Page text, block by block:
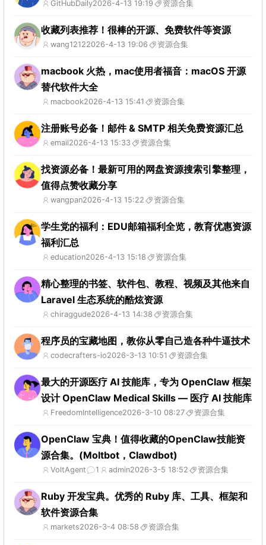
GitHubDaily2026-4-13 19:19 资源合集
收藏列表推荐！很棒的开源、免费软件等资源
wang12122026-4-13 19:06 资源合集
macbook 火热，mac使用者福音：macOS 开源
替代软件大全
macbook2026-4-13 15:41 资源合集
注册账号必备！邮件 & SMTP 相关免费资源汇总
email2026-4-13 15:33 资源合集
找资源必备！最新可用的网盘资源搜索引擎整理，
值得点赞收藏分享
wangpan2026-4-13 15:22 资源合集
学生党的福利：EDU邮箱福利全览，教育优惠资源
福利汇总
education2026-4-13 15:18 资源合集
精心整理的书签、软件包、教程、视频及其他来自
Laravel 生态系统的酷炫资源
chiraggude2026-4-13 14:38 资源合集
程序员的宝藏地图，教你从零自己造各种牛逼技术
codecrafters-io2026-3-13 10:51 资源合集
最大的开源医疗 AI 技能库，专为 OpenClaw 框架
设计 OpenClaw Medical Skills — 医疗 AI 技能库
FreedomIntelligence2026-3-10 08:27 资源合集
OpenClaw 宝典！值得收藏的OpenClaw技能资
源合集。(Moltbot，Clawdbot)
VoltAgent 1 admin2026-3-5 18:52 资源合集
Ruby 开发宝典。优秀的 Ruby 库、工具、框架和
软件资源合集
markets2026-3-4 08:58 资源合集